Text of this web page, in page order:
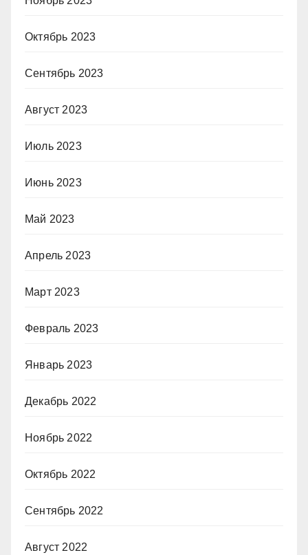
Октябрь 2023
Сентябрь 2023
Август 2023
Июль 2023
Июнь 2023
Май 2023
Апрель 2023
Март 2023
Февраль 2023
Январь 2023
Декабрь 2022
Ноябрь 2022
Октябрь 2022
Сентябрь 2022
Август 2022